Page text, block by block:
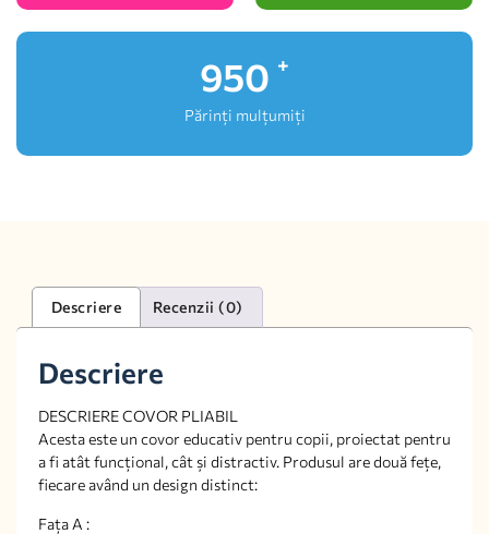
1,000
Părinți mulțumiți
Descriere Recenzii (0)
Descriere
DESCRIERE COVOR PLIABIL
Acesta este un covor educativ pentru copii, proiectat pentru
a fi atât funcțional, cât și distractiv. Produsul are două fețe,
fiecare având un design distinct:
Fața A :